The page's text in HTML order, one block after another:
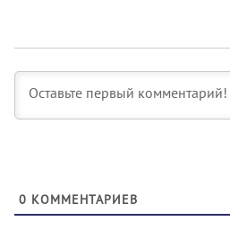
0 КОММЕНТАРИЕВ